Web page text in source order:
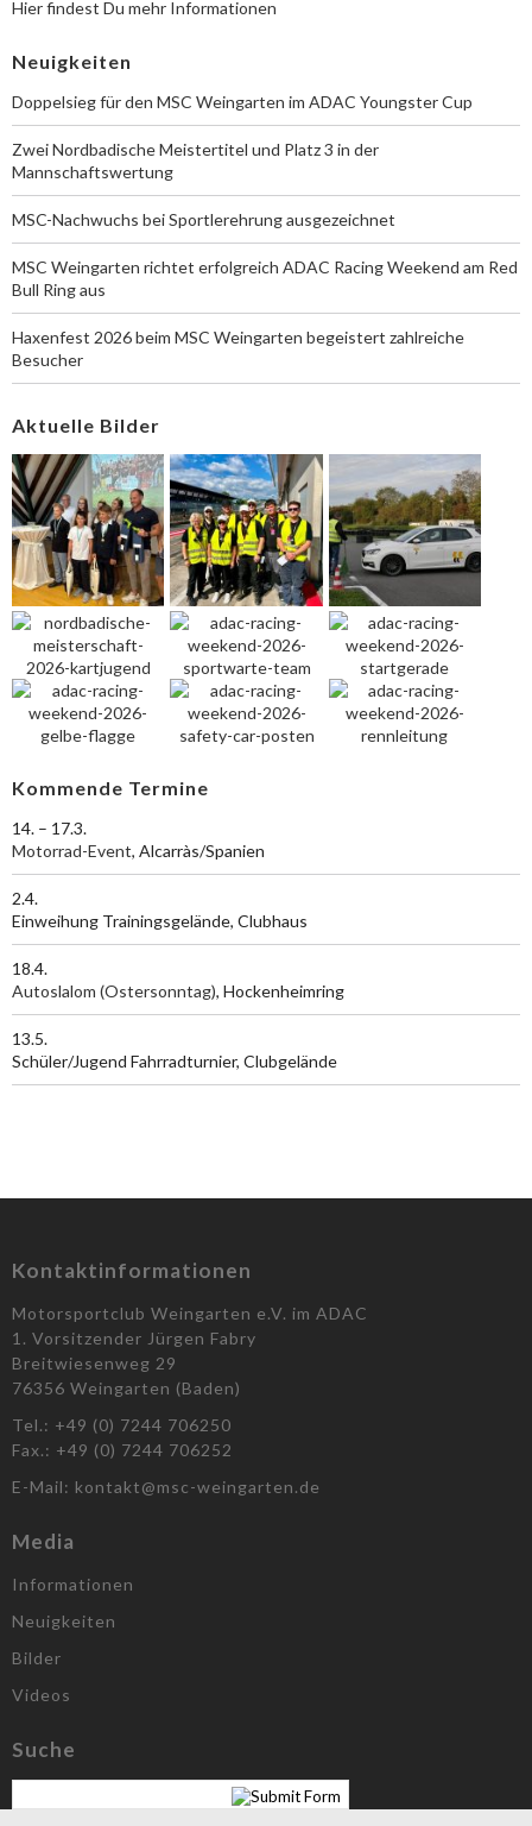
Hier findest Du mehr Informationen
Neuigkeiten
Doppelsieg für den MSC Weingarten im ADAC Youngster Cup
Zwei Nordbadische Meistertitel und Platz 3 in der
Mannschaftswertung
MSC-Nachwuchs bei Sportlerehrung ausgezeichnet
MSC Weingarten richtet erfolgreich ADAC Racing Weekend am Red
Bull Ring aus
Haxenfest 2026 beim MSC Weingarten begeistert zahlreiche
Besucher
Aktuelle Bilder
Kommende Termine
14. – 17.3.
Motorrad-Event, Alcarràs/Spanien
2.4.
Einweihung Trainingsgelände, Clubhaus
18.4.
Autoslalom (Ostersonntag), Hockenheimring
13.5.
Schüler/Jugend Fahrradturnier, Clubgelände
Kontaktinformationen
Motorsportclub Weingarten e.V. im ADAC
1. Vorsitzender Jürgen Fabry
Breitwiesenweg 29
76356 Weingarten (Baden)
Tel.: +49 (0) 7244 706250
Fax.: +49 (0) 7244 706252
E-Mail: kontakt@msc-weingarten.de
Media
Informationen
Neuigkeiten
Bilder
Videos
Suche